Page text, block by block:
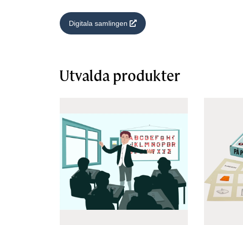
Digitala samlingen
Utvalda produkter